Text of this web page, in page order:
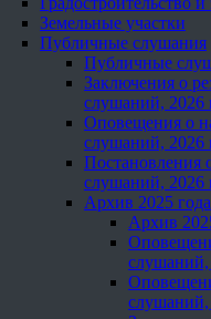
Земельные участки
Публичные слушания
Публичные
Заключения о
слушаний, 2026
Оповещения о
слушаний, 2026
Постановления
слушаний, 2026
Архив 2025 года
Архив
слушаний,
слушаний,